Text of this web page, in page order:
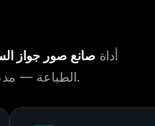
أداة صانع صور جواز
الطباعة —الخاص بنا.